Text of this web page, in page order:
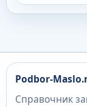
Podbor-
Справочник